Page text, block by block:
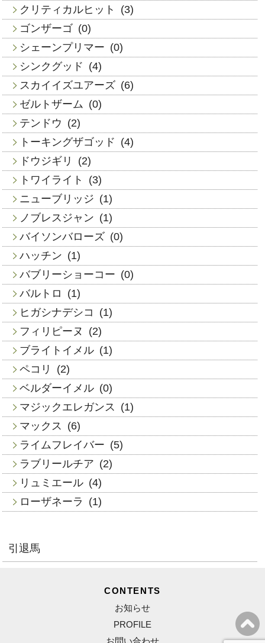
クリティカルヒット
(3)
ゴンザーゴ (0)
シェーンプリマー (0)
シンクグッド (4)
スカイイズユアーズ (6)
ゼルトザーム (0)
テンドウ (2)
トーキングザゴッド (4)
ドウジギリ
(2)
トワイライト
(3)
ニューブリッジ (1)
ノブレスジャン (1)
バイソンバローズ (0)
ハッチン (1)
バブリーショーコー (0)
バルトロ
(1)
ヒガシナデシコ
(1)
フィリピーヌ
(2)
ブライトイメル (1)
ペコリ
(2)
ベルダーイメル (0)
マジックエレガンス
(1)
マックス
(6)
ライムフレイバー (5)
ラブリールチア (2)
リュミエール (4)
ローザネーラ
(1)
引退馬
CONTENTS
お知らせ
PROFILE
お問い合わせ